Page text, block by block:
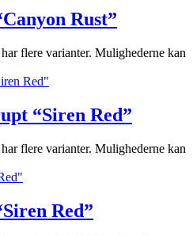
Rust”
flere varianter. Mulighederne kan
“Siren Red”
flere varianter. Mulighederne kan
Red”